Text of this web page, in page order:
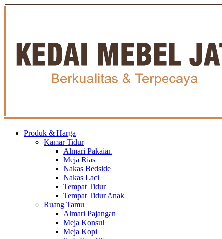
Produk & Harga
Kamar Tidur
Almari Pakaian
Meja Rias
Nakas Bedside
Nakas Laci
Tempat Tidur
Tempat Tidur Anak
Ruang Tamu
Almari Pajangan
Meja Konsul
Meja Kopi